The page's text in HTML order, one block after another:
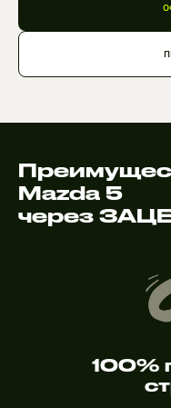
Mazda 5
через
100%